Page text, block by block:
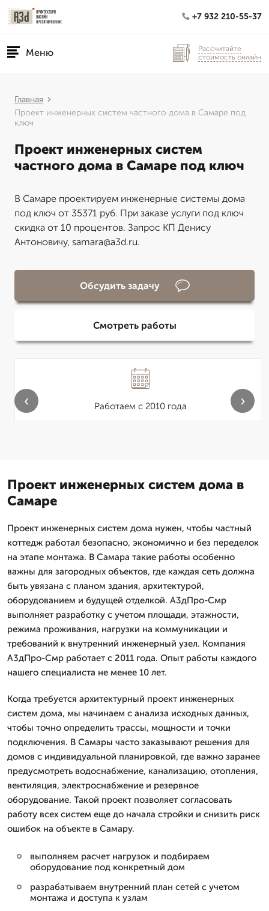
+7 932 210-55-37
Меню
Рассчитайте
стоимость онлайн
Главная
Проект инженерных систем частного дома в Самаре под
ключ
Проект инженерных систем
частного дома в Самаре под ключ
В Самаре проектируем инженерные системы дома
под ключ от 35371 руб. При заказе услуги под ключ
скидка от 10 процентов. Запрос КП Денису
Антоновичу, samara@a3d.ru.
Обсудить задачу
Смотреть работы
Работаем с 2010 года
‹ ›
Проект инженерных систем дома в
Самаре
Проект инженерных систем дома нужен, чтобы частный
коттедж работал безопасно, экономично и без переделок
на этапе монтажа. В Самара такие работы особенно
важны для загородных объектов, где каждая сеть должна
быть увязана с планом здания, архитектурой,
оборудованием и будущей отделкой. А3дПро-Смр
выполняет разработку с учетом площади, этажности,
режима проживания, нагрузки на коммуникации и
требований к внутренний инженерный узел. Компания
А3дПро-Смр работает с 2011 года. Опыт работы каждого
нашего специалиста не менее 10 лет.
Когда требуется архитектурный проект инженерных
систем дома, мы начинаем с анализа исходных данных,
чтобы точно определить трассы, мощности и точки
подключения. В Самары часто заказывают решения для
домов с индивидуальной планировкой, где важно заранее
предусмотреть водоснабжение, канализацию, отопления,
вентиляция, электроснабжение и резервное
оборудование. Такой проект позволяет согласовать
работу всех систем еще до начала стройки и снизить риск
ошибок на объекте в Самару.
выполняем расчет нагрузок и подбираем
оборудование под конкретный дом
разрабатываем внутренний план сетей с учетом
монтажа и доступа к узлам